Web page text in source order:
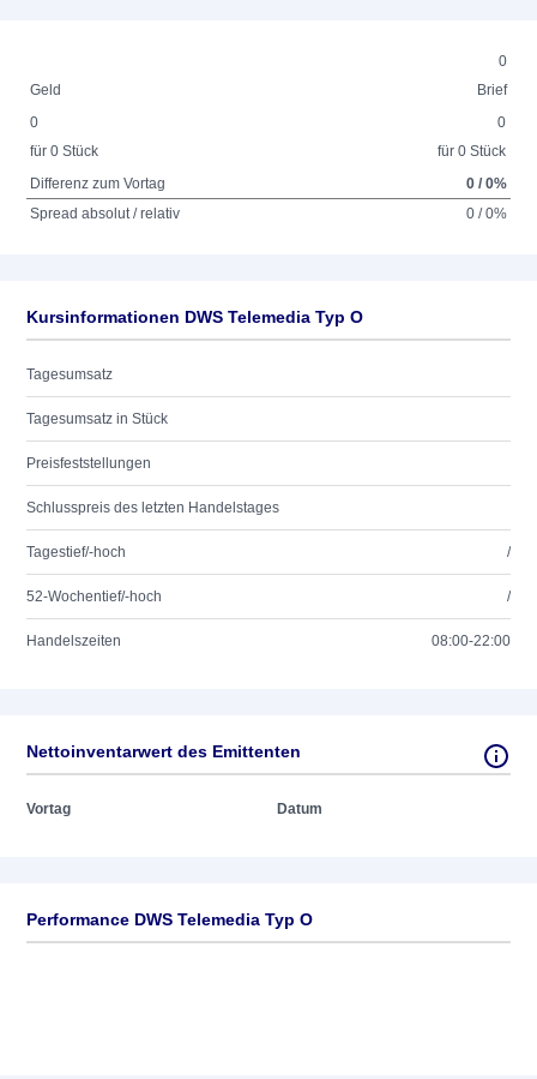
0
Geld
Brief
0
für 0 Stück
0
für 0 Stück
Differenz zum Vortag
0 / 0%
Spread absolut / relativ
0 / 0%
Kursinformationen DWS Telemedia Typ O
Tagesumsatz
Tagesumsatz in Stück
Preisfeststellungen
Schlusspreis des letzten Handelstages
Tagestief/-hoch /
52-Wochentief/-hoch /
Handelszeiten 08:00-22:00
Nettoinventarwert des Emittenten
Vortag Datum
Performance DWS Telemedia Typ O